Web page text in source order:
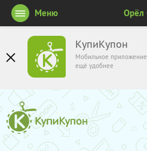
КупиКупон
Мобильное приложение
ещё удобнее
Меню Орёл